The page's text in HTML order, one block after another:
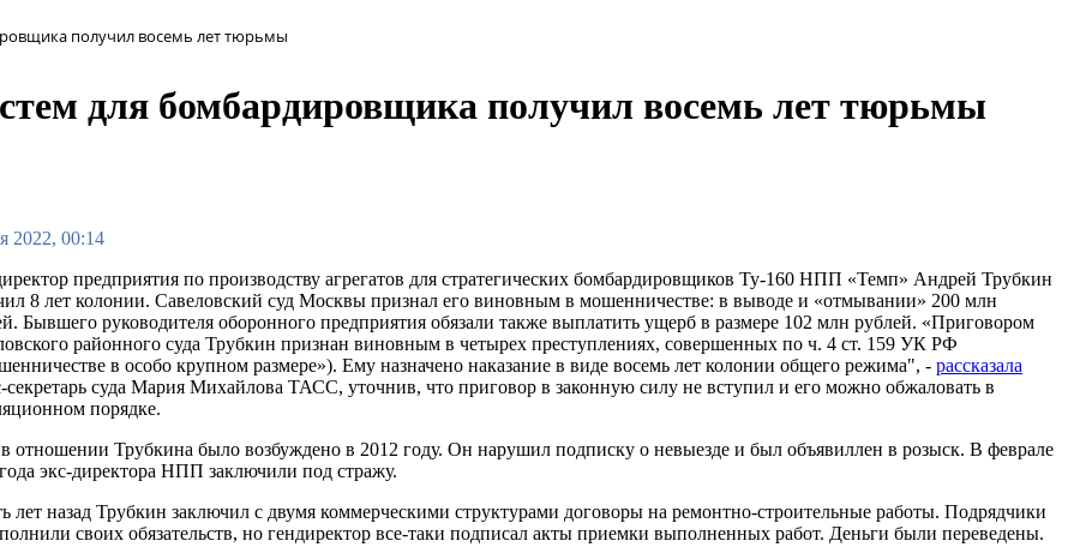
получил восемь лет тюрьмы
для бомбардировщика получил восемь лет тюрьмы
2022, 00:14
предприятия по производству агрегатов для стратегических бомбардировщиков Ту-160 НПП «Темп» Андрей Трубкин
8 лет колонии. Савеловский суд Москвы признал его виновным в мошенничестве: в выводе и «отмывании» 200 млн
Бывшего руководителя оборонного предприятия обязали также выплатить ущерб в размере 102 млн рублей. «Приговором
районного суда Трубкин признан виновным в четырех преступлениях, совершенных по ч. 4 ст. 159 УК РФ
в особо крупном размере»). Ему назначено наказание в виде восемь лет колонии общего режима", - рассказала
секретарь суда Мария Михайлова ТАСС, уточнив, что приговор в законную силу не вступил и его можно обжаловать в
порядке.
отношении Трубкина было возбуждено в 2012 году. Он нарушил подписку о невыезде и был объявиллен в розыск. В феврале
экс-директора НПП заключили под стражу.
лет назад Трубкин заключил с двумя коммерческими структурами договоры на ремонтно-строительные работы. Подрядчики
своих обязательств, но гендиректор все-таки подписал акты приемки выполненных работ. Деньги были переведены.